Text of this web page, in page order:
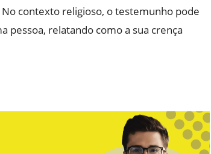
contexto religioso, o testemunho pode
pessoa, relatando como a sua crença